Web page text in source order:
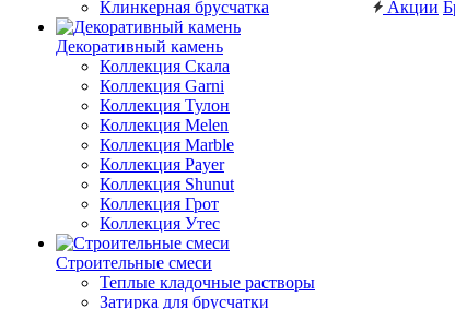
Клинкерная брусчатка
Декоративный камень
Коллекция Скала
Коллекция Garni
Коллекция Тулон
Коллекция Melen
Коллекция Marble
Коллекция Payer
Коллекция Shunut
Коллекция Грот
Коллекция Утес
Строительные смеси
Теплые кладочные растворы
Затирка для брусчатки
Акции